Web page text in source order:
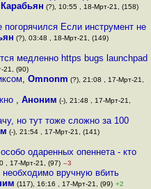
Карабьян (?), 10:55 , 18-Мрт-21, (158)
Если инструмент не
(?), 03:48 , 18-Мрт-21, (149)
медленно https bugs launchpad
21, (90)
, Omnonm (?), 21:08 , 17-Мрт-21,
, Аноним (-), 21:48 , 17-Мрт-21,
но тут тоже сложно за 100
(-), 21:54 , 17-Мрт-21, (141)
одаренных опеннета - кто
, 17-Мрт-21, (97) –3
необходимо вручную вбить
(117), 16:16 , 17-Мрт-21, (99) +2